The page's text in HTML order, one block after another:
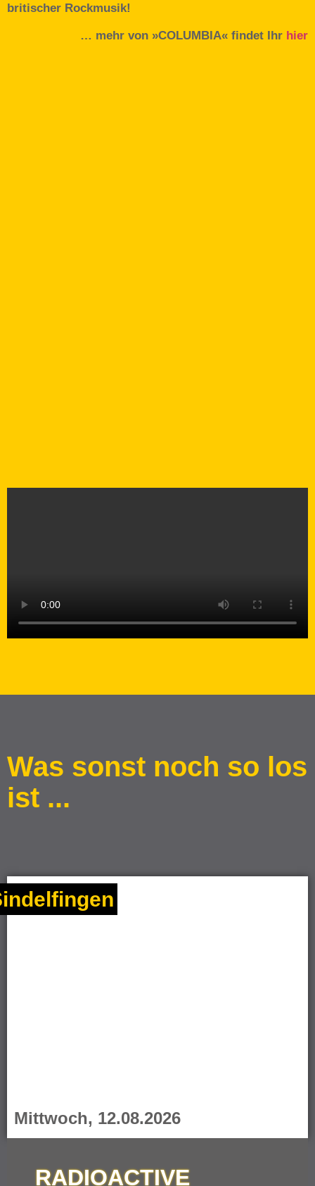
britischer Rockmusik!
… mehr von »COLUMBIA« findet Ihr hier
Was sonst noch so los
ist ...
Mittwoch, 12.08.2026
RADIOACTIVE